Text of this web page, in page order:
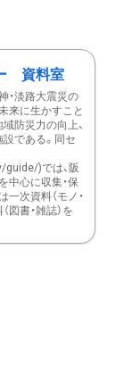
資料室
・淡路大震災の
来に生かすこと
防災力の向上、
である。同セ
)では、阪
中心に収集・保
次資料（モノ・
図書・雑誌）を